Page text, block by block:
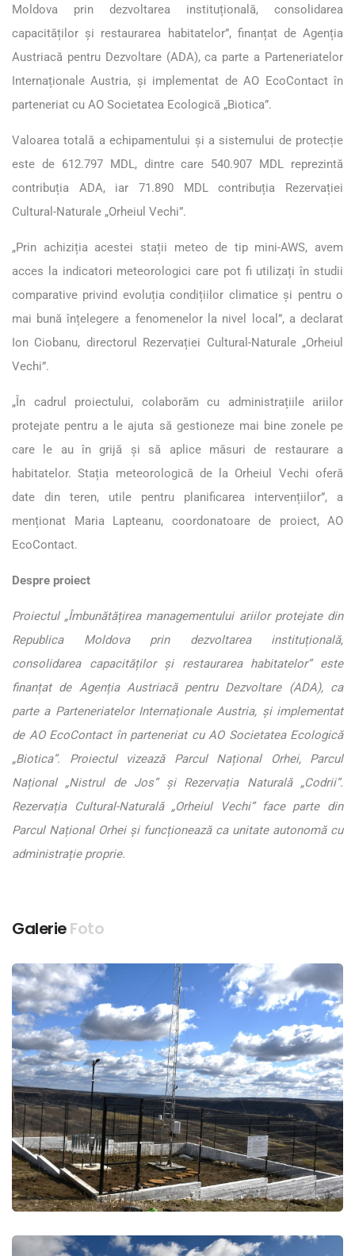
Moldova prin dezvoltarea instituțională, consolidarea
capacităților și restaurarea habitatelor”, finanțat de Agenția
Austriacă pentru Dezvoltare (ADA), ca parte a Parteneriatelor
Internaționale Austria, și implementat de AO EcoContact în
parteneriat cu AO Societatea Ecologică „Biotica”.
Valoarea totală a echipamentului și a sistemului de protecție
este de 612.797 MDL, dintre care 540.907 MDL reprezintă
contribuția ADA, iar 71.890 MDL contribuția Rezervației
Cultural-Naturale „Orheiul Vechi”.
„Prin achiziția acestei stații meteo de tip mini-AWS, avem
acces la indicatori meteorologici care pot fi utilizați în studii
comparative privind evoluția condițiilor climatice și pentru o
mai bună înțelegere a fenomenelor la nivel local”, a declarat
Ion Ciobanu, directorul Rezervației Cultural-Naturale „Orheiul
Vechi”.
„În cadrul proiectului, colaborăm cu administrațiile ariilor
protejate pentru a le ajuta să gestioneze mai bine zonele pe
care le au în grijă și să aplice măsuri de restaurare a
habitatelor. Stația meteorologică de la Orheiul Vechi oferă
date din teren, utile pentru planificarea intervențiilor”, a
menționat Maria Lapteanu, coordonatoare de proiect, AO
EcoContact.
Despre proiect
Proiectul „Îmbunătățirea managementului ariilor protejate din
Republica Moldova prin dezvoltarea instituțională,
consolidarea capacităților și restaurarea habitatelor” este
finanțat de Agenția Austriacă pentru Dezvoltare (ADA), ca
parte a Parteneriatelor Internaționale Austria, și implementat
de AO EcoContact în parteneriat cu AO Societatea Ecologică
„Biotica”. Proiectul vizează Parcul Național Orhei, Parcul
Național „Nistrul de Jos” și Rezervația Naturală „Codrii”.
Rezervația Cultural-Naturală „Orheiul Vechi” face parte din
Parcul Național Orhei și funcționează ca unitate autonomă cu
administrație proprie.
GalerieFoto